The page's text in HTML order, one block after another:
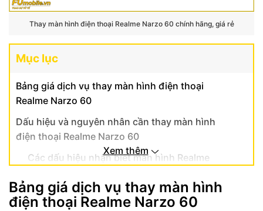
Thay màn hình điện thoại Realme Narzo 60 chính hãng, giá rẻ
Mục lục
Bảng giá dịch vụ thay màn hình điện thoại
Realme Narzo 60
Dấu hiệu và nguyên nhân cần thay màn hình
điện thoại Realme Narzo 60
Các dấu hiệu nhận biết màn hình Realme
Nguyên nhân phổ biến gây lỗi màn hình
Realme Narzo 60
Xem thêm
Bảng giá dịch vụ thay màn hình
điện thoại Realme Narzo 60